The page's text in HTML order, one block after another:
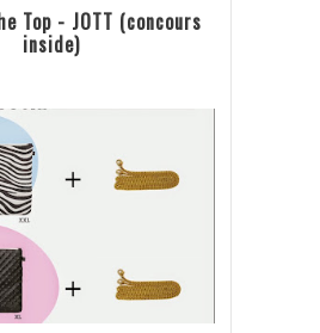
Top - JOTT (concours
inside)